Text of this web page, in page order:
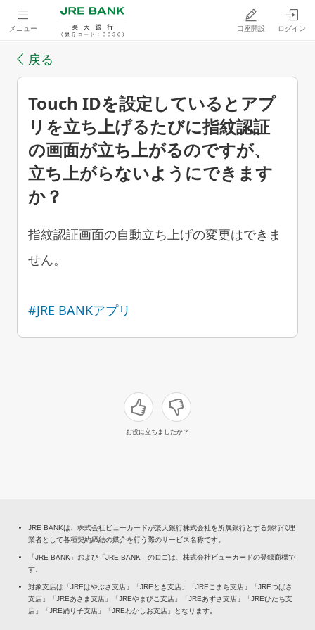
メニュー 口座開設 ログイン
戻る
Touch IDを設定しているとアプ
リを立ち上げるたびに指紋認証
の画面が立ち上がるのですが、
立ち上がらないようにできます
か？
指紋認証画面の自動立ち上げの変更はできま
せん。
#JRE BANKアプリ
お役に立ちましたか？
JRE BANKは、株式会社ビューカードが楽天銀行株式会社を所属銀行とする銀行代理
業者として各種契約締結の媒介を行う際のサービス名称です。
「JRE BANK」および「JRE BANK」のロゴは、株式会社ビューカードの登録商標で
す。
対象支店は「JREはやぶさ支店」「JREとき支店」「JREこまち支店」「JREつばさ
支店」「JREあさま支店」「JREやまびこ支店」「JREあずさ支店」「JREひたち支
店」「JRE踊り子支店」「JREわかしお支店」となります。